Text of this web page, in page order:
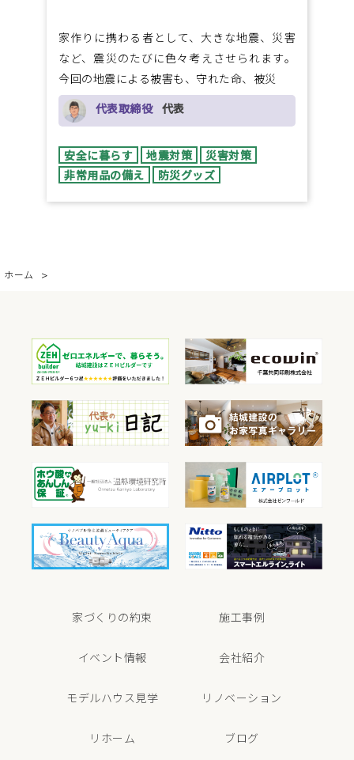
家作りに携わる者として、大きな地震、災害
など、震災のたびに色々考えさせられます。
今回の地震による被害も、守れた命、被災
代表取締役 代表
安全に暮らす 地震対策
災害対策
非常用品の備え
防災グッズ
ホーム
家づくりの約束 施工事例
イベント情報 会社紹介
モデルハウス見学 リノベーション
リホーム ブログ